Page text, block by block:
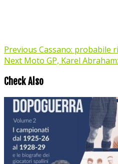
Previous Cassano: probabile
Next Moto GP, Karel
Check Also